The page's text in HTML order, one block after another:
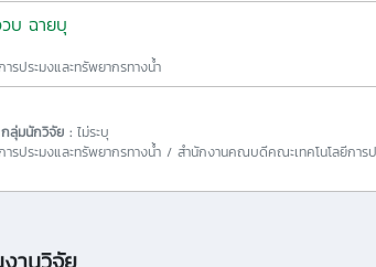
บ ฉายบุ
รประมงและทรัพยากรทางน้ำ
กลุ่มนักวิจัย : ไม่ระบุ
ารประมงและทรัพยากรทางน้ำ / สำนักงานคณบดีคณะเทคโนโลยีการ